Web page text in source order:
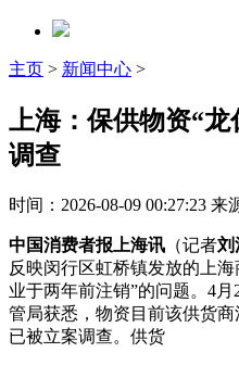
主页 > 新闻中心 >
上海：保供物资“
调查
时间：2026-08-09 00:27:23 来
中国消费者报上海讯 （记者刘
反映闵行区虹桥镇发放的上
业于两年前注销”的问题。4月
管局获悉，物资目前该供货
已被立案调查。供货